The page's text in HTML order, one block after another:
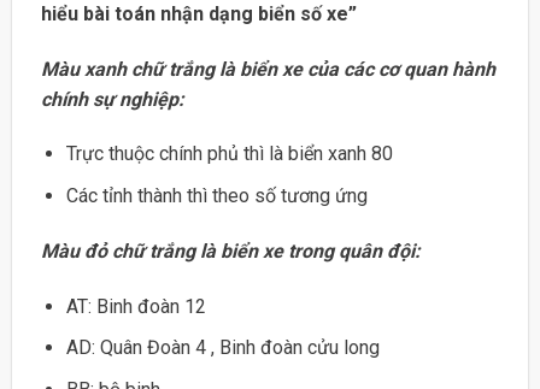
hiểu bài toán nhận dạng biển số xe”
Màu xanh chữ trắng là biển xe của các cơ quan hành
chính sự nghiệp:
Trực thuộc chính phủ thì là biển xanh 80
Các tỉnh thành thì theo số tương ứng
Màu đỏ chữ trắng là biển xe trong quân đội:
AT: Binh đoàn 12
AD: Quân Đoàn 4 , Binh đoàn cửu long